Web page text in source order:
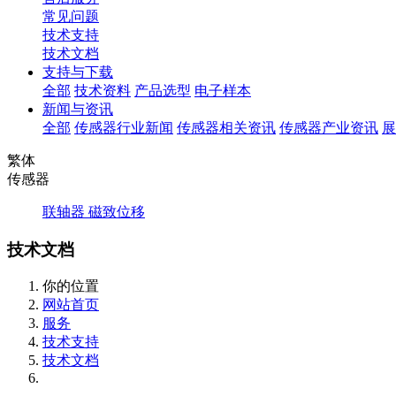
常见问题
技术支持
技术文档
支持与下载
全部 技术资料 产品选型 电子样本
新闻与资讯
全部 传感器行业新闻 传感器相关资讯 传感器产业资讯
繁体
传感器
联轴器 磁致位移
技术文档
你的位置
网站首页
服务
技术支持
技术文档